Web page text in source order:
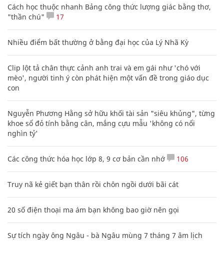
Cách học thuộc nhanh Bảng công thức lượng giác bằng thơ,
"thần chú"
17
Nhiều điểm bất thường ở bằng đại học của Lý Nhã Kỳ
Clip lột tả chân thực cảnh anh trai và em gái như 'chó với
mèo', người tinh ý còn phát hiện một vấn đề trong giáo dục
con
Nguyễn Phương Hằng sở hữu khối tài sản "siêu khủng", từng
khoe sổ đỏ tính bằng cân, mắng cựu mẫu 'không có nổi
nghìn tỷ'
Các công thức hóa học lớp 8, 9 cơ bản cần nhớ 106
Truy nã kẻ giết bạn thân rồi chôn ngồi dưới bãi cát
20 số điện thoại ma ám bạn không bao giờ nên gọi
Sự tích ngày ông Ngâu - bà Ngâu mùng 7 tháng 7 âm lịch